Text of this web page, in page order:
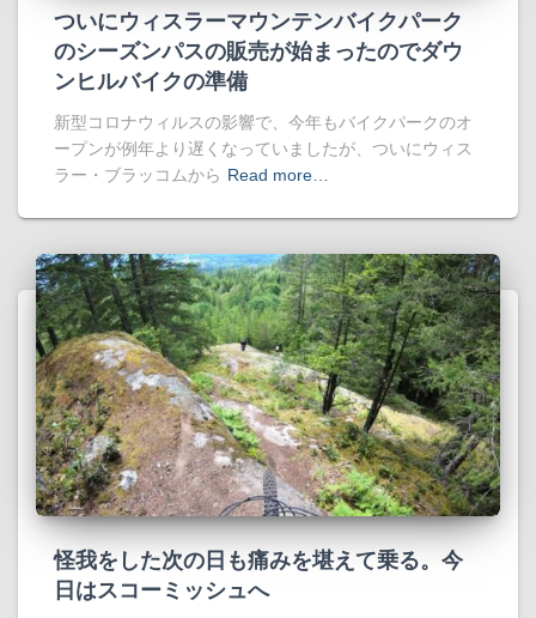
ついにウィスラーマウンテンバイクパーク
のシーズンパスの販売が始まったのでダウ
ンヒルバイクの準備
新型コロナウィルスの影響で、今年もバイクパークのオ
ープンが例年より遅くなっていましたが、ついにウィス
ラー・ブラッコムから Read more…
怪我をした次の日も痛みを堪えて乗る。今
日はスコーミッシュへ